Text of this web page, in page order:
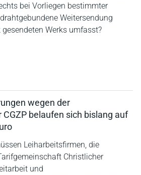
bei Vorliegen bestimmter
Weitersendung
Werks umfasst?
wegen der
belaufen sich bislang auf
Leiharbeitsfirmen, die
Christlicher
und